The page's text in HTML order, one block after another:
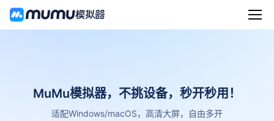
MuMu模拟器，不挑设备，秒开秒用！
适配Windows/macOS，高清大屏，自由多开